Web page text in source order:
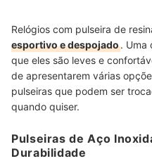
Relógios com pulseira de
esportivo e despojado. Uma
que eles são leves e
de apresentarem várias
pulseiras que podem ser
quando quiser.
Pulseiras de Aço
Durabilidade